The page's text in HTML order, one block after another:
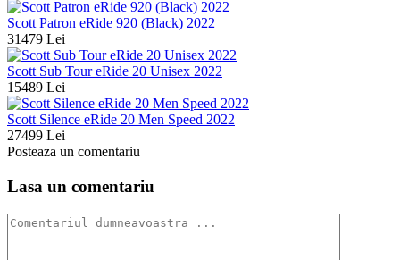
Scott Patron eRide 920 (Black) 2022
31479 Lei
Scott Sub Tour eRide 20 Unisex 2022
15489 Lei
Scott Silence eRide 20 Men Speed 2022
27499 Lei
Posteaza un comentariu
Lasa un comentariu